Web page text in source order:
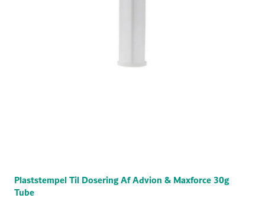
Plaststempel Til Dosering Af Advion & Maxforce 30g
Tube